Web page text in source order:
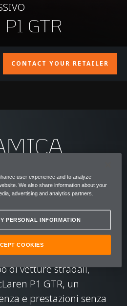
GTR
CONTACT YOUR RETAILER
Ma quando sono
della P1 i primi clienti
per una versione
per la pista. Così i nostri
la sfida e, senza le
dalle normative che
di vetture stradali,
P1 GTR, un
e prestazioni senza
user experience and to analyze
We also share information about your
advertising and analytics partners.
PERSONAL INFORMATION
COOKIES